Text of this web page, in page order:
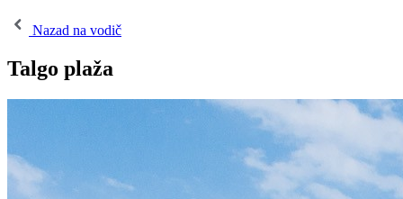
Nazad na vodič
Talgo plaža